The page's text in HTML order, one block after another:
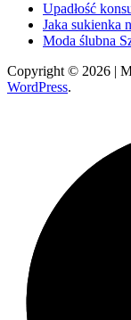
Upadłość
Jaka sukienka
Moda ślubna
Copyright © 2026 |
WordPress.